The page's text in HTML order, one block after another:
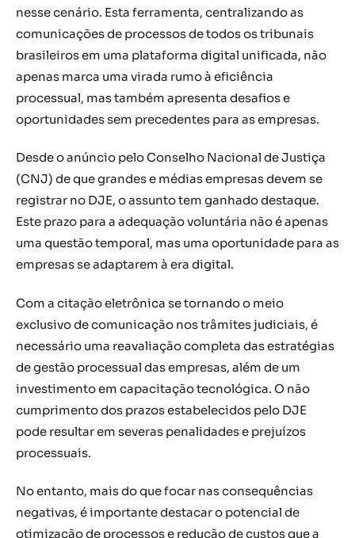
nesse cenário. Esta ferramenta, centralizando as
comunicações de processos de todos os tribunais
brasileiros em uma plataforma digital unificada, não
apenas marca uma virada rumo à eficiência
processual, mas também apresenta desafios e
oportunidades sem precedentes para as empresas.
Desde o anúncio pelo Conselho Nacional de Justiça
(CNJ) de que grandes e médias empresas devem se
registrar no DJE, o assunto tem ganhado destaque.
Este prazo para a adequação voluntária não é apenas
uma questão temporal, mas uma oportunidade para as
empresas se adaptarem à era digital.
Com a citação eletrônica se tornando o meio
exclusivo de comunicação nos trâmites judiciais, é
necessário uma reavaliação completa das estratégias
de gestão processual das empresas, além de um
investimento em capacitação tecnológica. O não
cumprimento dos prazos estabelecidos pelo DJE
pode resultar em severas penalidades e prejuízos
processuais.
No entanto, mais do que focar nas consequências
negativas, é importante destacar o potencial de
otimização de processos e redução de custos que a